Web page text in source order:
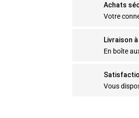
Achats
Votre
Livraison
En boîte
Vous